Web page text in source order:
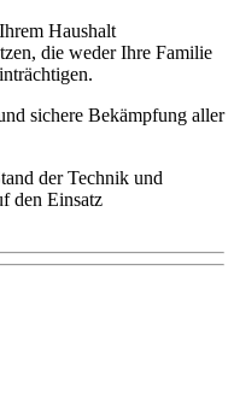
Haushalt
die weder Ihre Familie
sichere Bekämpfung aller
der Technik und
den Einsatz